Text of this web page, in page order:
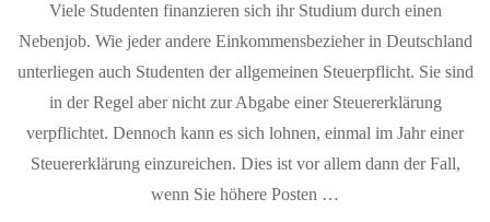
Viele Studenten finanzieren sich ihr Studium durch einen
Nebenjob. Wie jeder andere Einkommensbezieher in Deutschland
unterliegen auch Studenten der allgemeinen Steuerpflicht. Sie sind
in der Regel aber nicht zur Abgabe einer Steuererklärung
verpflichtet. Dennoch kann es sich lohnen, einmal im Jahr einer
Steuererklärung einzureichen. Dies ist vor allem dann der Fall,
wenn Sie höhere Posten …